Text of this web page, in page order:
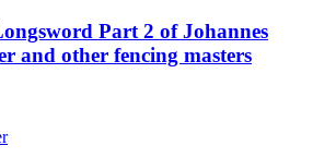
Part 2 of Johannes
and other fencing masters